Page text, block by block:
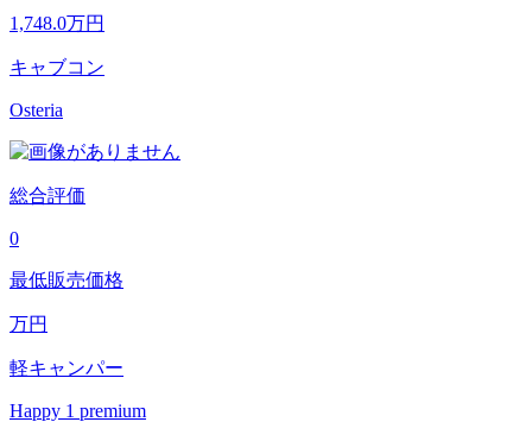
1,748.0万円
キャブコン
Osteria
総合評価
0
最低販売価格
万円
軽キャンパー
Happy 1 premium